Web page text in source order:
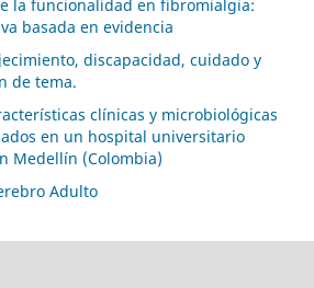
la funcionalidad en fibromialgia:
basada en evidencia
discapacidad, cuidado y
de tema.
clínicas y microbiológicas
en un hospital universitario
Medellín (Colombia)
Adulto